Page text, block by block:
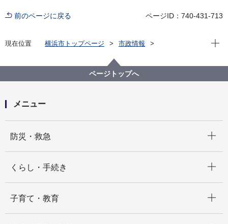
前のページに戻る ページID：740-431-713
現在位置 横浜市トップページ
市政情報
こども青少年局の紹介
こども青少年局の組織と業務
こども青少年局 こどもの権利擁護課
現在
ページトップへ
メニュー
防災・救急
くらし・手続き
子育て・教育